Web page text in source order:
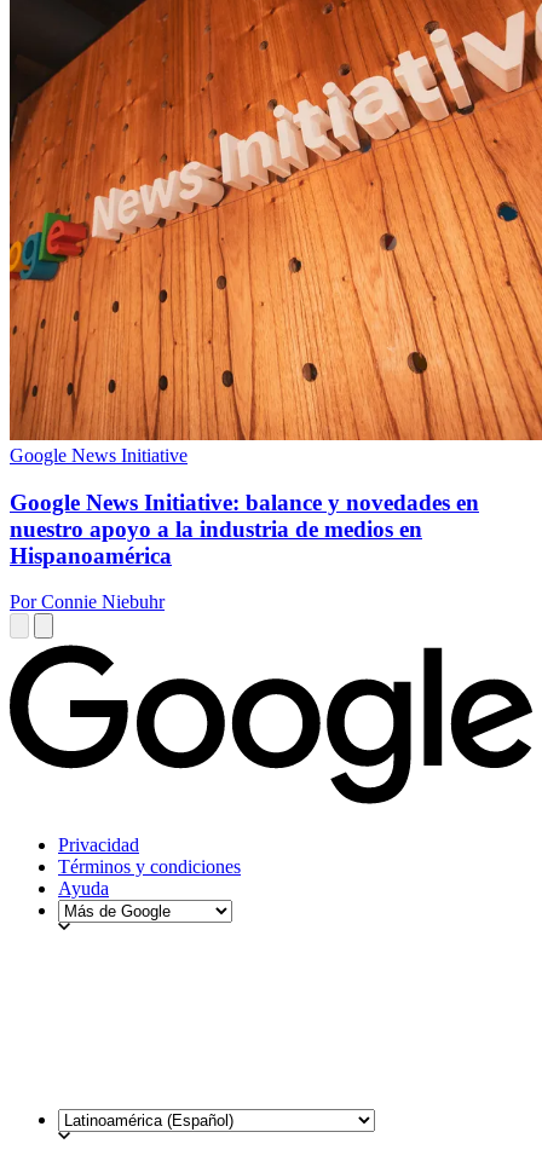
Google News Initiative
Google News Initiative: balance y novedades en
nuestro apoyo a la industria de medios en
Hispanoamérica
Por Connie Niebuhr
Privacidad
Términos y condiciones
Ayuda